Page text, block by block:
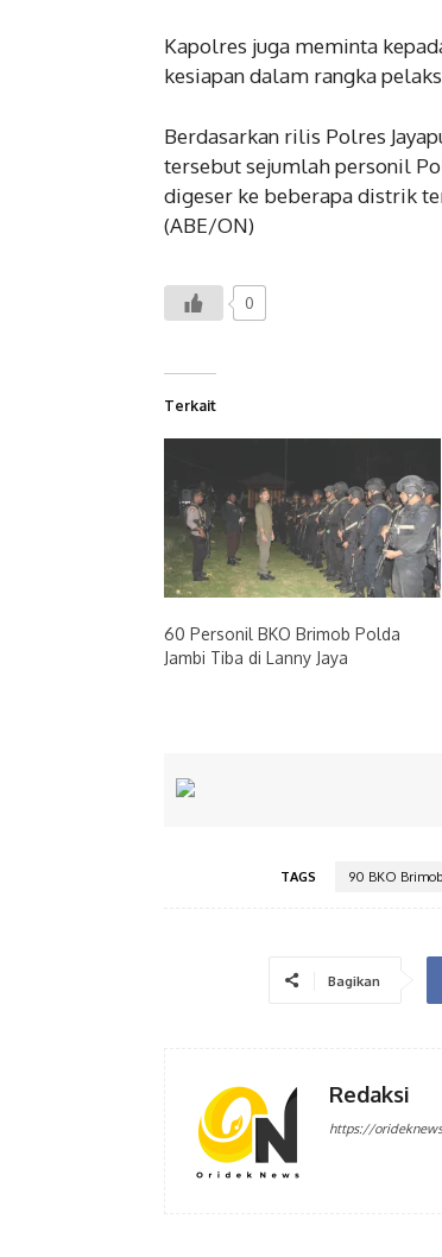
Kapolres juga meminta
kesiapan dalam rangka
Berdasarkan rilis Polres
tersebut sejumlah personil
digeser ke beberapa distrik
(ABE/ON)
0
Terkait
60 Personil BKO Brimob Polda
Jambi Tiba di Lanny Jaya
TAGS 90 BKO
Bagikan
Redaksi
https://